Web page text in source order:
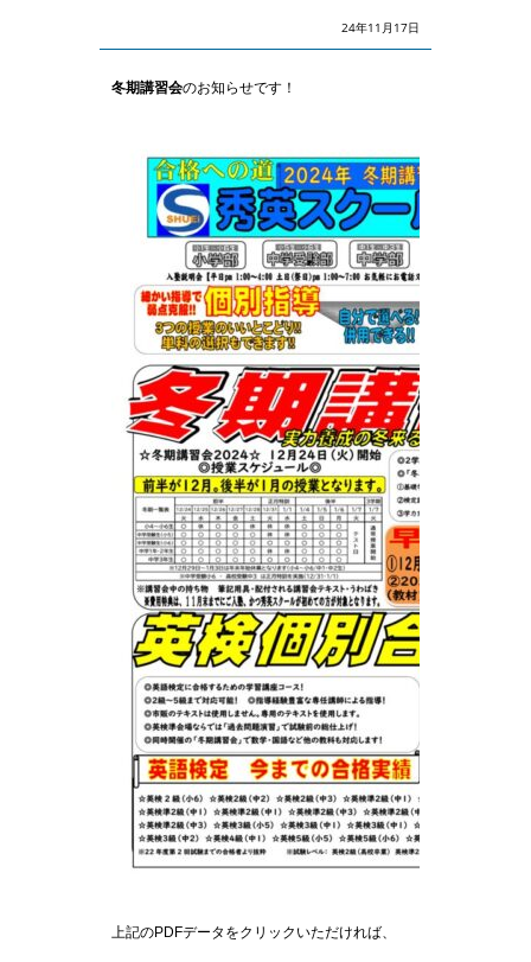
24年11月17日
冬期講習会のお知らせです！
上記のPDFデータをクリックいただければ、